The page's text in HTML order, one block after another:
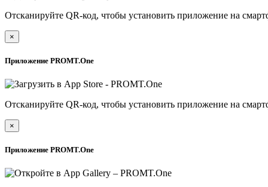
Отсканируйте QR-код, чтобы установить приложение на
×
Приложение PROMT.One
Отсканируйте QR-код, чтобы установить приложение на
×
Приложение PROMT.One